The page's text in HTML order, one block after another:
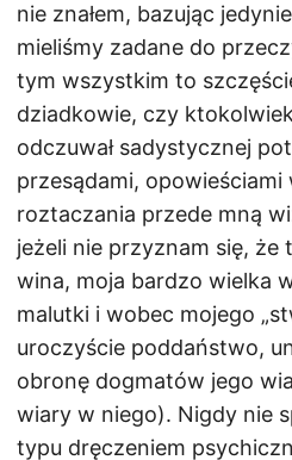
nie znałem, bazując
mieliśmy zadane do
tym wszystkim to
dziadkowie, czy
odczuwał sadystycznej
przesądami, opowieściami
roztaczania przede mną
jeżeli nie przyznam się, że
wina, moja bardzo wielka
malutki i wobec mojego
uroczyście poddaństwo,
obronę dogmatów jego
wiary w niego). Nigdy nie
typu dręczeniem